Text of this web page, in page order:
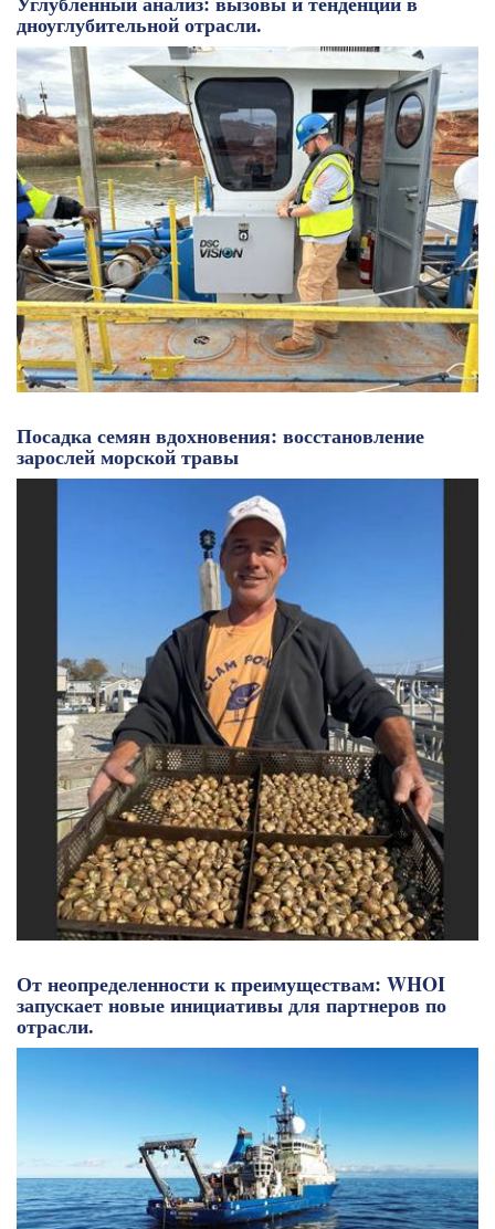
дноуглубительной отрасли.
Посадка семян вдохновения: восстановление
зарослей морской травы
От неопределенности к преимуществам: WHOI
запускает новые инициативы для партнеров по
отрасли.